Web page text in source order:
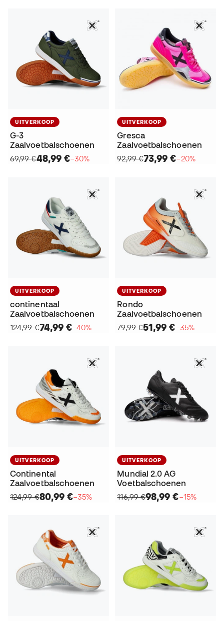
UITVERKOOP
G-3
Zaalvoetbalschoenen
69,99 €48,99 €−30%
UITVERKOOP
Gresca
Zaalvoetbalschoenen
92,99 €73,99 €−20%
UITVERKOOP
continentaal
Zaalvoetbalschoenen
124,99 €74,99 €−40%
UITVERKOOP
Rondo
Zaalvoetbalschoenen
79,99 €51,99 €−35%
UITVERKOOP
Continental
Zaalvoetbalschoenen
124,99 €80,99 €−35%
UITVERKOOP
Mundial 2.0 AG
Voetbalschoenen
116,99 €98,99 €−15%